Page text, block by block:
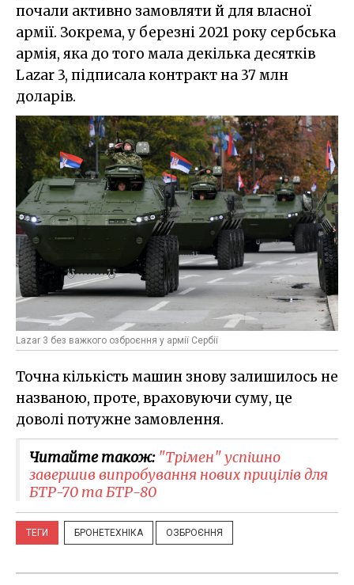
почали активно замовляти й для власної
армії. Зокрема, у березні 2021 року сербська
армія, яка до того мала декілька десятків
Lazar 3, підписала контракт на 37 млн
доларів.
Lazar 3 без важкого озброєння у армії Сербії
Точна кількість машин знову залишилось не
названою, проте, враховуючи суму, це
доволі потужне замовлення.
Читайте також: "Трімен" успішно
завершив випробування нових прицілів для
БТР-70 та БТР-80
ТЕГИ БРОНЕТЕХНІКА ОЗБРОЄННЯ